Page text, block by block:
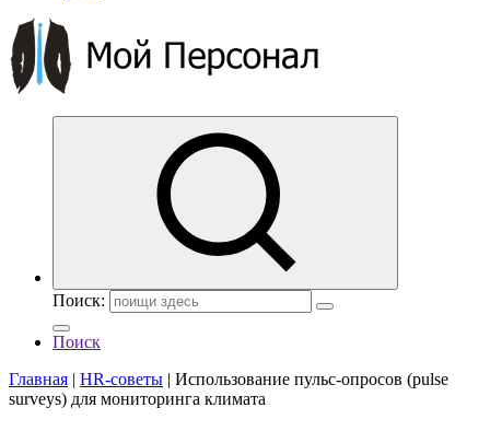
Поиск:
Поиск
Главная | HR-советы | Использование пульс-опросов (pulse
surveys) для мониторинга климата